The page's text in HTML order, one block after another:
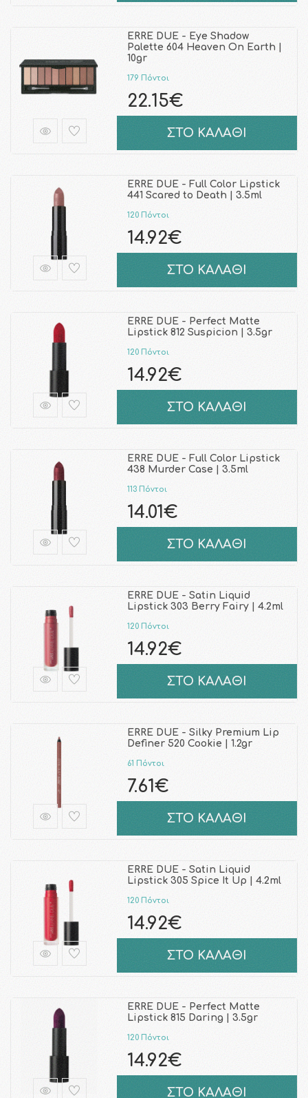
ERRE DUE - Eye Shadow
Palette 604 Heaven On Earth |
10gr
179 Πόντοι
22.15€
ΣΤΟ ΚΑΛΑΘΙ
ERRE DUE - Full Color Lipstick
441 Scared to Death | 3.5ml
120 Πόντοι
14.92€
ΣΤΟ ΚΑΛΑΘΙ
ERRE DUE - Perfect Matte
Lipstick 812 Suspicion | 3.5gr
120 Πόντοι
14.92€
ΣΤΟ ΚΑΛΑΘΙ
ERRE DUE - Full Color Lipstick
438 Murder Case | 3.5ml
113 Πόντοι
14.01€
ΣΤΟ ΚΑΛΑΘΙ
ERRE DUE - Satin Liquid
Lipstick 303 Berry Fairy | 4.2ml
120 Πόντοι
14.92€
ΣΤΟ ΚΑΛΑΘΙ
ERRE DUE - Silky Premium Lip
Definer 520 Cookie | 1.2gr
61 Πόντοι
7.61€
ΣΤΟ ΚΑΛΑΘΙ
ERRE DUE - Satin Liquid
Lipstick 305 Spice It Up | 4.2ml
120 Πόντοι
14.92€
ΣΤΟ ΚΑΛΑΘΙ
ERRE DUE - Perfect Matte
Lipstick 815 Daring | 3.5gr
120 Πόντοι
14.92€
ΣΤΟ ΚΑΛΑΘΙ